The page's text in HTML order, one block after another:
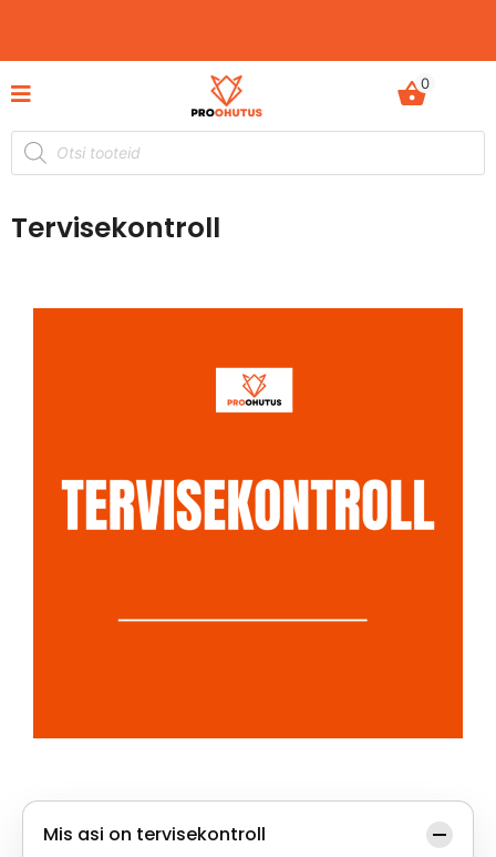
Ohutusjuhendid hetkel -50% soodustusega!
0
Tervisekontroll
Mis asi on tervisekontroll